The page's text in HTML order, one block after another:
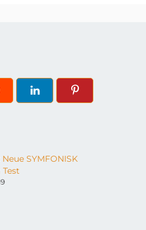
SYMFONISK